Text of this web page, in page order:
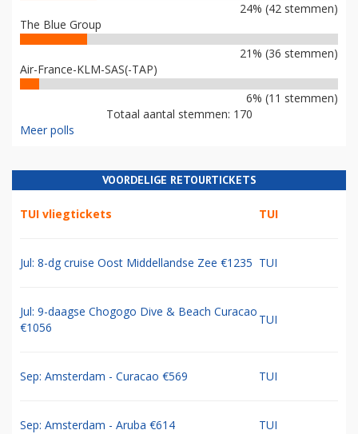
24% (42 stemmen)
The Blue Group
21% (36 stemmen)
Air-France-KLM-SAS(-TAP)
6% (11 stemmen)
Totaal aantal stemmen: 170
Meer polls
VOORDELIGE RETOURTICKETS
TUI vliegtickets TUI
Jul: 8-dg cruise Oost Middellandse Zee €1235 TUI
Jul: 9-daagse Chogogo Dive & Beach Curacao
€1056
TUI
Sep: Amsterdam - Curacao €569 TUI
Sep: Amsterdam - Aruba €614 TUI